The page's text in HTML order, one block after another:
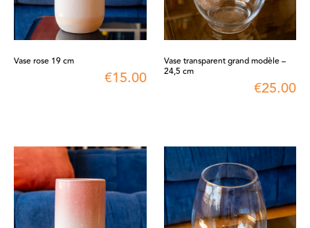
Vase rose 19 cm
€15.00
Vase transparent grand modèle –
24,5 cm
€25.00